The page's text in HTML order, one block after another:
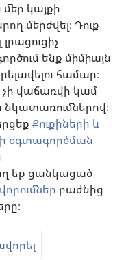
կայքի
մերժվել։ Դուք
ենք միմիայն
համար։
չի վաճառվի կամ
Քուքիների և
օգտագործման
եք ցանկացած
բաժնից
Society of Pennsylvania.
ԿԱՐԳԱՎՈՐՈՒՄՆԵՐ